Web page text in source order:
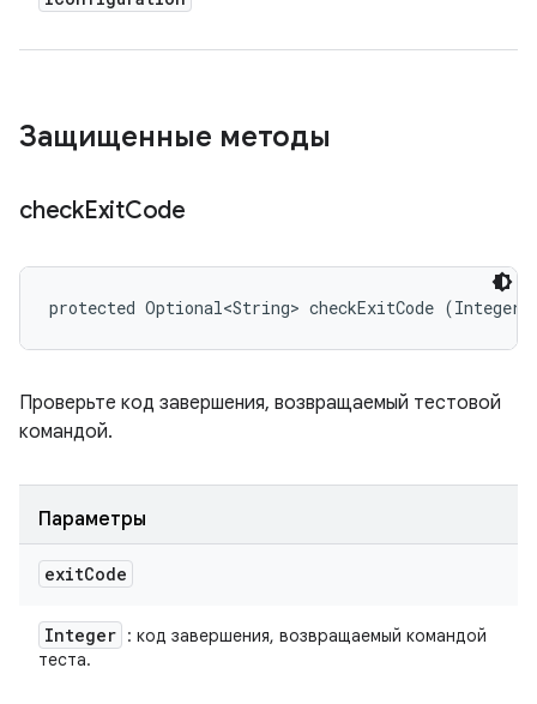
Защищенные методы
checkExitCode
protected Optional<String> checkExitCode (Integer
Проверьте код завершения, возвращаемый тестовой
командой.
Параметры
exitCode
Integer : код завершения, возвращаемый командой
теста.